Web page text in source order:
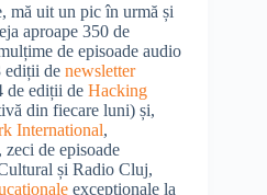
mă uit un pic în urmă și
aproape 350 de
de episoade audio
ediții de newsletter
de ediții de Hacking
din fiecare luni) și,
International,
de episoade
și Radio Cluj,
excepționale la